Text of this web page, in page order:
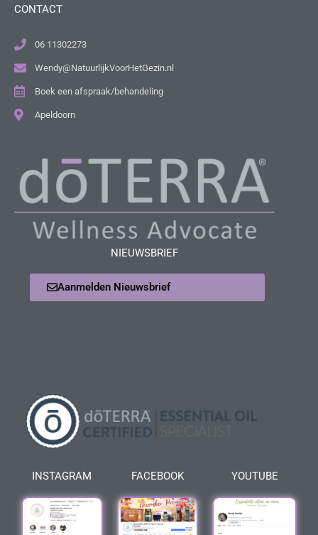
CONTACT
06 11302273
Wendy@NatuurlijkVoorHetGezin.nl
Boek een afspraak/behandeling
Apeldoorn
NIEUWSBRIEF
Aanmelden Nieuwsbrief
INSTAGRAM FACEBOOK YOUTUBE